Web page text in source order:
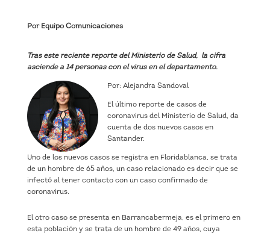
Por Equipo Comunicaciones
Tras este reciente reporte del Ministerio de Salud, la cifra
asciende a 14 personas con el virus en el departamento.
Por: Alejandra Sandoval
El último reporte de casos de
coronavirus del Ministerio de Salud, da
cuenta de dos nuevos casos en
Santander.
Uno de los nuevos casos se registra en Floridablanca, se trata
de un hombre de 65 años, un caso relacionado es decir que se
infectó al tener contacto con un caso confirmado de
coronavirus.
El otro caso se presenta en Barrancabermeja, es el primero en
esta población y se trata de un hombre de 49 años, cuya